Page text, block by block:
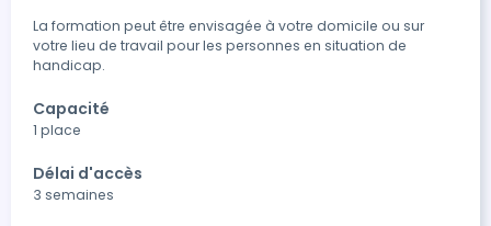
La formation peut être envisagée à votre domicile ou sur
votre lieu de travail pour les personnes en situation de
handicap.
Capacité
1 place
Délai d'accès
3 semaines